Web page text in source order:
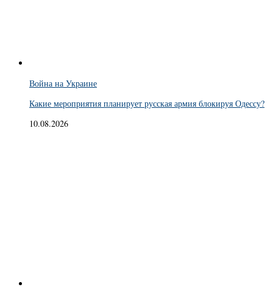
Война на Украине
Какие мероприятия планирует русская армия блокируя Одессу?
10.08.2026